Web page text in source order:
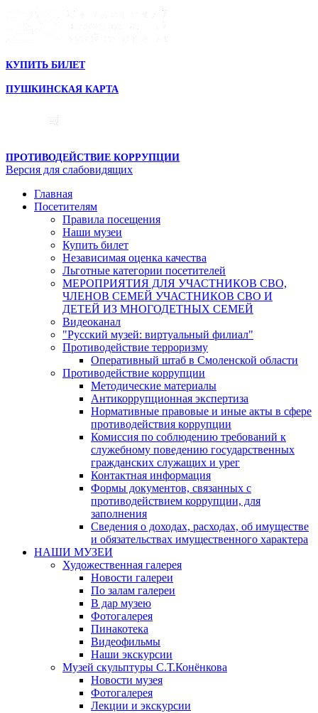
КУПИТЬ БИЛЕТ
ПУШКИНСКАЯ КАРТА
ПРОТИВОДЕЙСТВИЕ КОРРУПЦИИ
Версия для слабовидящих
Главная
Посетителям
Правила посещения
Наши музеи
Купить билет
Независимая оценка качества
Льготные категории посетителей
МЕРОПРИЯТИЯ ДЛЯ УЧАСТНИКОВ СВО,
ЧЛЕНОВ СЕМЕЙ УЧАСТНИКОВ СВО И
ДЕТЕЙ ИЗ МНОГОДЕТНЫХ СЕМЕЙ
Видеоканал
"Русский музей: виртуальный филиал"
Противодействие терроризму
Оперативный штаб в Смоленской области
Противодействие коррупции
Методические материалы
Антикоррупционная экспертиза
Нормативные правовые и иные акты в сфере
противодействия коррупции
Комиссия по соблюдению требований к
служебному поведению государственных
гражданских служащих и урег
Контактная информация
Формы документов, связанных с
противодействием коррупции, для
заполнения
Сведения о доходах, расходах, об имуществе
и обязательствах имущественного характера
НАШИ МУЗЕИ
Художественная галерея
Новости галереи
По залам галереи
В дар музею
Фотогалерея
Пинакотека
Видеофильмы
Наши экскурсии
Музей скульптуры С.Т.Конёнкова
Новости музея
Фотогалерея
Лекции и экскурсии